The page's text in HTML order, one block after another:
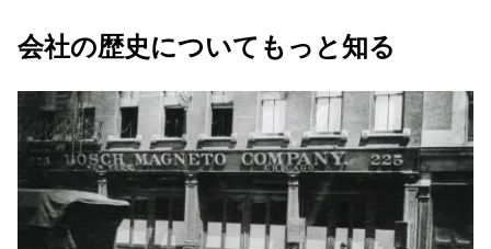
会社の歴史についてもっと知る